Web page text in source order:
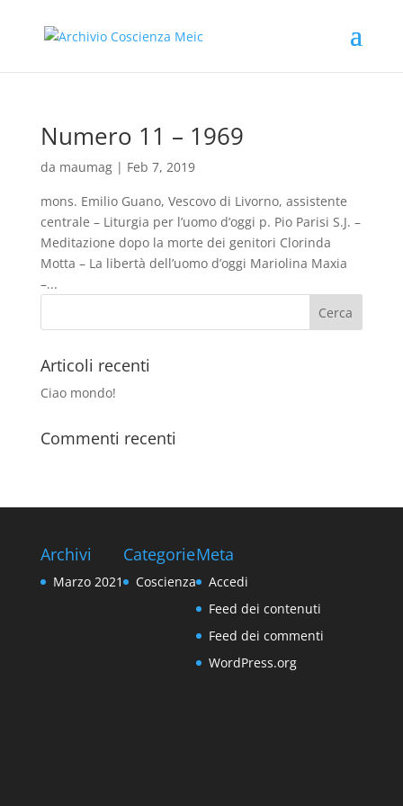
Numero 11 – 1969
da maumag| Feb 7, 2019
mons. Emilio Guano, Vescovo di Livorno, assistente
centrale – Liturgia per l’uomo d’oggi p. Pio Parisi S.J. –
Meditazione dopo la morte dei genitori Clorinda
Motta – La libertà dell’uomo d’oggi Mariolina Maxia
–...
Articoli recenti
Ciao mondo!
Commenti recenti
Archivi
Marzo 2021
Categorie
Coscienza
Meta
Accedi
Feed dei contenuti
Feed dei commenti
WordPress.org